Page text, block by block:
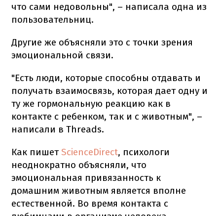
что сами недовольны", – написала одна из
пользовательниц.
Другие же объясняли это с точки зрения
эмоциональной связи.
"Есть люди, которые способны отдавать и
получать взаимосвязь, которая дает одну и
ту же гормональную реакцию как в
контакте с ребенком, так и с животным", –
написали в Threads.
Как пишетScienceDirect, психологи
неоднократно объясняли, что
эмоциональная привязанность к
домашним животным является вполне
естественной. Во время контакта с